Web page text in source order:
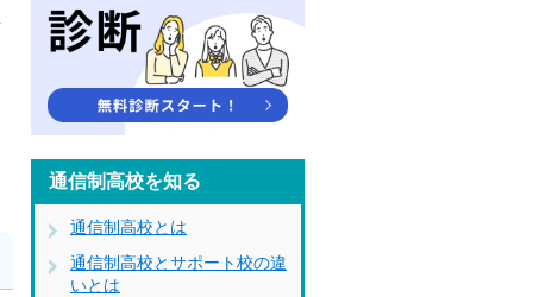
通信制高校を知る
通信制高校とは
通信制高校とサポート校の違
いとは